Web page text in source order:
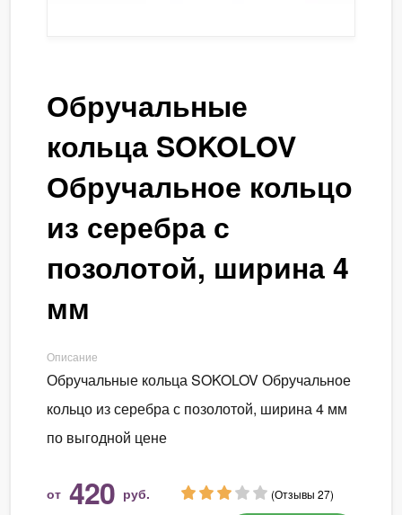
Обручальные
кольца SOKOLOV
Обручальное кольцо
из серебра с
позолотой, ширина 4
мм
Описание
Обручальные кольца SOKOLOV Обручальное
кольцо из серебра с позолотой, ширина 4 мм
по выгодной цене
от 420 руб. (Отзывы 27)